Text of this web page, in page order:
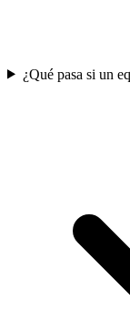
¿Qué pasa si un